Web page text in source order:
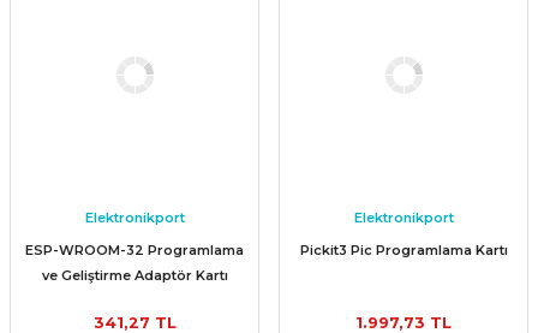
Elektronikport
ESP-WROOM-32 Programlama
ve Geliştirme Adaptör Kartı
341,27 TL
Elektronikport
Pickit3 Pic Programlama Kartı
1.997,73 TL